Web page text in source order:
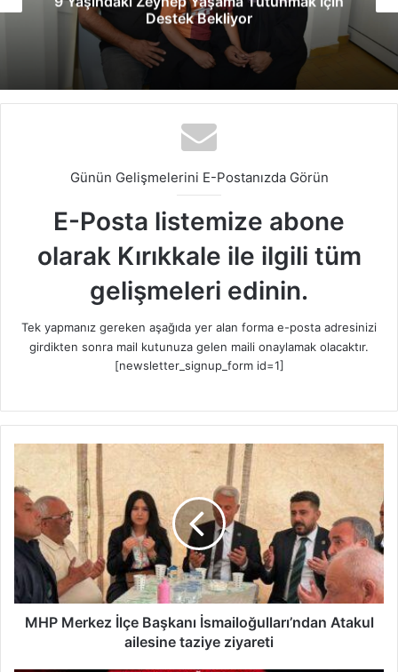
Ahmet Önal’dan Sürücü Adaylarına Müjde!
Günün Gelişmelerini E-Postanızda Görün
E-Posta listemize abone
olarak Kırıkkale ile ilgili tüm
gelişmeleri edinin.
Tek yapmanız gereken aşağıda yer alan forma e-posta adresinizi
girdikten sonra mail kutunuza gelen maili onaylamak olacaktır.
[newsletter_signup_form id=1]
H
P
M
e
r
e
z
MHP Merkez İlçe Başkanı İsmailoğulları’ndan Atakul
ailesine taziye ziyareti